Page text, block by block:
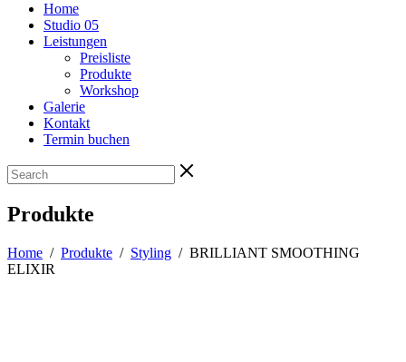
Home
Studio 05
Leistungen
Preisliste
Produkte
Workshop
Galerie
Kontakt
Termin buchen
Produkte
Home / Produkte / Styling / BRILLIANT SMOOTHING
ELIXIR